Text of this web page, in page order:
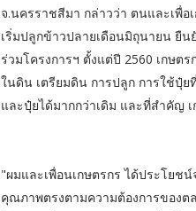
จ.นครราชสีมา กล่าวว่า ตนและเพื่อ
เริ่มปลูกข้าวปลายเดือนมิถุนายน ยื
ร่วมโครงการฯ ตั้งแต่ปี 2560 เกษต
ในดิน เตรียมดิน การปลูก การใช้ปุ๋ย
และปุ๋ยได้มากกว่าเดิม และที่สำคัญ
"ผมและเพื่อนเกษตรกร ได้ประโยช
คุณภาพตรงตามความต้องการของต